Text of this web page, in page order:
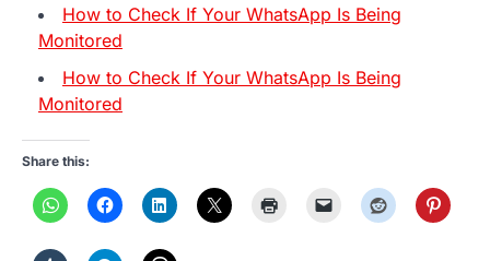
How to Check If Your WhatsApp Is Being
Monitored
How to Check If Your WhatsApp Is Being
Monitored
Share this: